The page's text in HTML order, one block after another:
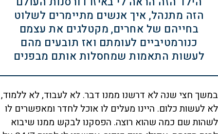
הזה מתנהל, איך אנשים מתיימרים לשלוט
בחייהם של אחרים, מקטלגים את עצמם
כנורמטיביים לעומתם ואז תובעים מהם
לעשות התאמות שמחסלות אותם מבפנים
במשך חצי שנה לא דרשנו ממנו דבר. לא לעבוד, לא ללמוד,
לא לעשות כלום. היינו מעלים לו אוכל לחדר ומאפשרים לו
לשהות שם כמה שהוא רוצה. הפסקנו לבקש ממנו שיבוא